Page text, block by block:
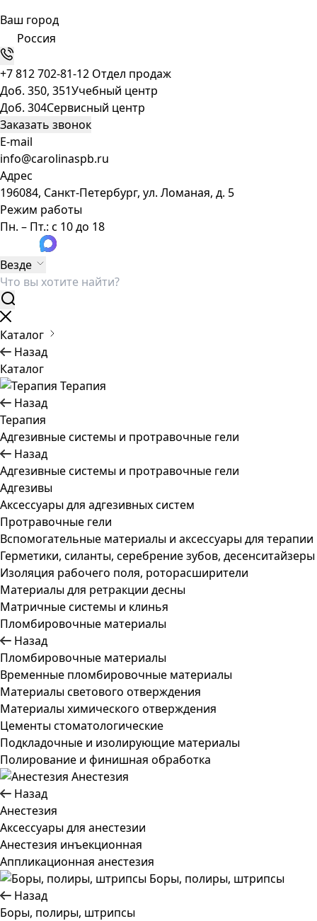
Ваш город
Россия
+7 812 702-81-12 Отдел продаж
Доб. 350, 351Учебный центр
Доб. 304Сервисный центр
Заказать звонок
E-mail
info@carolinaspb.ru
Адрес
196084, Санкт-Петербург, ул. Ломаная, д. 5
Режим работы
Пн. – Пт.: с 10 до 18
Везде
Каталог
Назад
Каталог
Терапия
Назад
Терапия
Адгезивные системы и протравочные гели
Назад
Адгезивные системы и протравочные гели
Адгезивы
Аксессуары для адгезивных систем
Протравочные гели
Вспомогательные материалы и аксессуары для терапии
Герметики, силанты, серебрение зубов, десенситайзеры
Изоляция рабочего поля, роторасширители
Материалы для ретракции десны
Матричные системы и клинья
Пломбировочные материалы
Назад
Пломбировочные материалы
Временные пломбировочные материалы
Материалы светового отверждения
Материалы химического отверждения
Цементы стоматологические
Подкладочные и изолирующие материалы
Полирование и финишная обработка
Анестезия
Назад
Анестезия
Аксессуары для анестезии
Анестезия инъекционная
Аппликационная анестезия
Боры, полиры, штрипсы
Назад
Боры, полиры, штрипсы